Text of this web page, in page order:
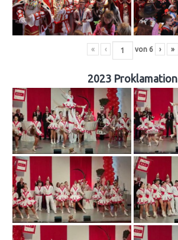
« ‹ von 6 › »
2023 Proklamation